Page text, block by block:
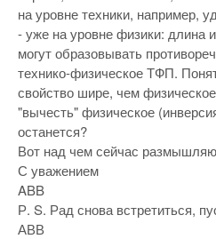
на уровне техники, например,
- уже на уровне физики: длина
могут образовывать
технико-физическое ТФП.
свойство шире, чем
"вычесть" физическое
останется?
Вот над чем сейчас
С уважением
ABB
Р. S. Рад снова встретиться,
АВВ